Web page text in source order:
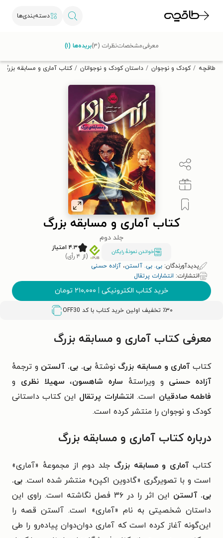
دسته‌بندی‌ها
تخفیف از طاقچه دریافت کن.
طاقچه کودک و نوجوان داستان کودک و نوجوانان کتاب آماری و مسابقه بزرگ
کتاب آماری و مسابقه بزرگ
جلد دوم
خواندن نمونۀ رایگان
۴.۳ امتیاز
(از ۴ رأی)
پدیدآورندگان: بی. بی. آلستن، آزاده حسنی
انتشارات: انتشارات پرتقال
خرید کتاب الکترونیکی | ۲۱۰,۰۰۰ تومان
٪۳۰ تخفیف اولین خرید کتاب با کد OFF30
معرفیمشخصاتنظرات (۳) بریده‌ها (۱)
معرفی کتاب آماری و مسابقه بزرگ
کتاب آماری و مسابقه بزرگ نوشتهٔبی. بی. آلستن و ترجمهٔ
آزاده حسنی و ویراستهٔ ساره شاهسون، سهیلا نظری و
فاطمه صادقیان است. انتشارات پرتقال این کتاب داستانی
کودک و نوجوان را منتشر کرده است.
درباره کتاب آماری و مسابقه بزرگ
کتاب آماری و مسابقه بزرگ جلد دوم از مجموعهٔ «آماری»
است و با تصویرگری «گادوین اکپن» منتشر شده است.بی.
بی. آلستن
این اثر را در ۳۶ فصل نگاشته است. راوی این
داستان شخصیتی به نام «آماری» است. آلستن قصه را
این‌گونه آغاز کرده است که آماری دوان‌دوان پیاده‌رو را طی